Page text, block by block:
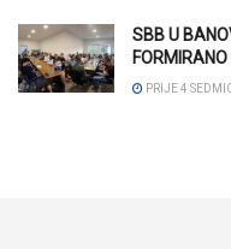
SBB U
PRIJE 4